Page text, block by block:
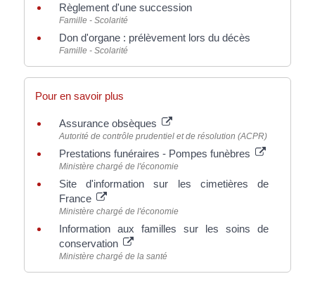
Règlement d'une succession
Famille - Scolarité
Don d'organe : prélèvement lors du décès
Famille - Scolarité
Pour en savoir plus
Assurance obsèques
Autorité de contrôle prudentiel et de résolution (ACPR)
Prestations funéraires - Pompes funèbres
Ministère chargé de l'économie
Site d'information sur les cimetières de
France
Ministère chargé de l'économie
Information aux familles sur les soins de
conservation
Ministère chargé de la santé